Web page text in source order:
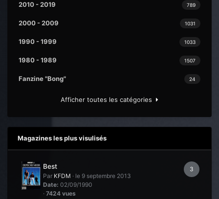
789
2010 - 2019
1031
2000 - 2009
1033
1990 - 1999
1507
1980 - 1989
24
Fanzine "Bong"
Afficher toutes les catégories
Magazines les plus visulisés
3
Best
Par KFDM · le 9 septembre 2013
Date: 02/09/1990
· 7424 vues